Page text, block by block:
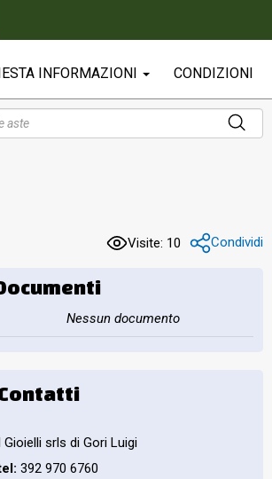
INFORMAZIONI CONDIZIONI
Visite: 10 Condividi
Nessun documento
Gioielli srls di Gori Luigi
392 970 6760